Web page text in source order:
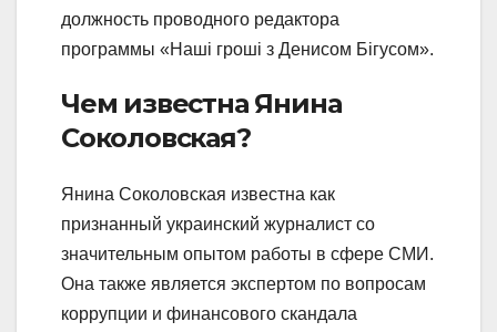
должность проводного редактора
программы «Наші гроші з Денисом Бігусом».
Чем известна Янина
Соколовская?
Янина Соколовская известна как
признанный украинский журналист со
значительным опытом работы в сфере СМИ.
Она также является экспертом по вопросам
коррупции и финансового скандала